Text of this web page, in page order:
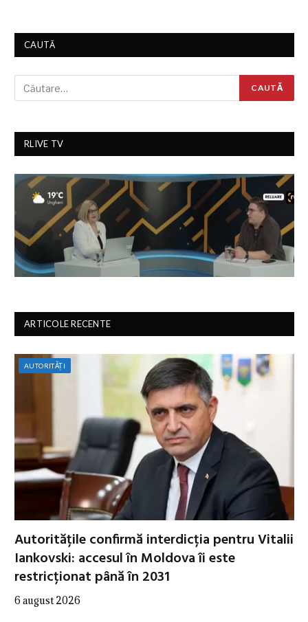
CAUTĂ
RLIVE TV
ARTICOLE RECENTE
AUTORITĂȚI
Autoritățile confirmă interdicția pentru Vitalii
Iankovski: accesul în Moldova îi este
restricționat până în 2031
6 august 2026